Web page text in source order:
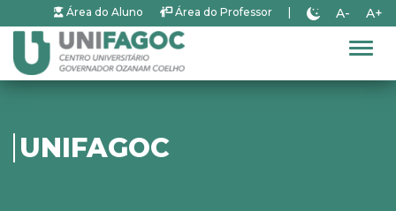
Área do Aluno Área do Professor A- A+
UNIFAGOC